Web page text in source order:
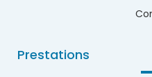
Prestations